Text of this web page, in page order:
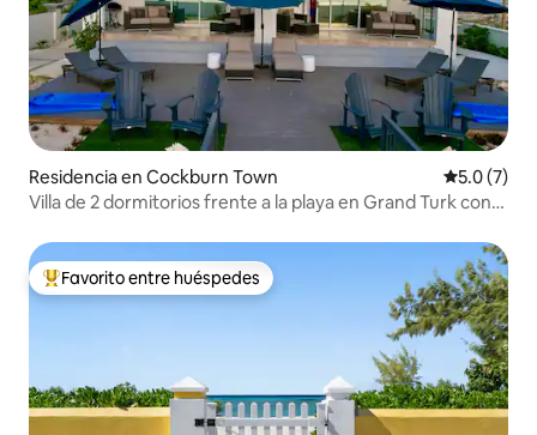
Residencia en Cockburn Town
5.0 (7)
Villa de 2 dormitorios frente a la playa en Grand Turk con
De los mejores en Favorito entre huéspedes
Favorito entre huéspedes